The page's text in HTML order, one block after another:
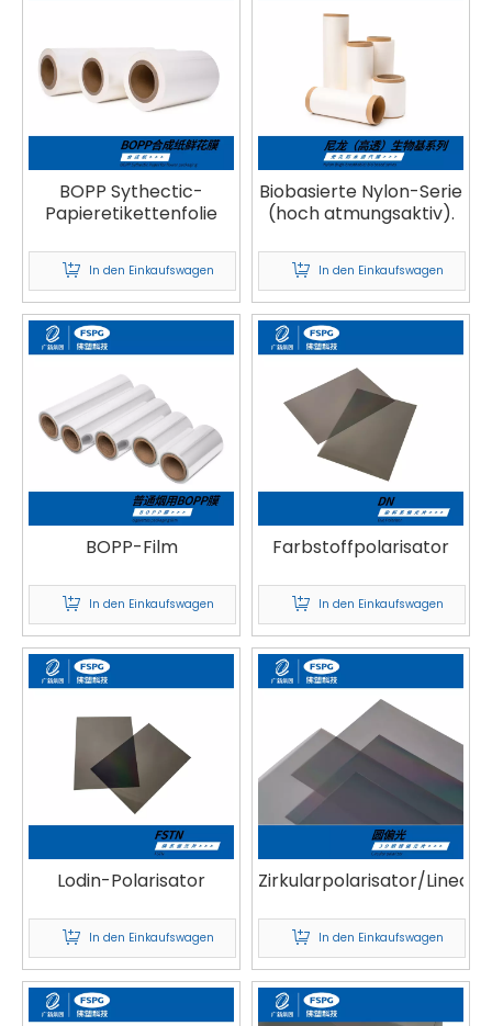
BOPP Sythectic-
Papieretikettenfolie
In den Einkaufswagen
Biobasierte Nylon-Serie
(hoch atmungsaktiv).
In den Einkaufswagen
BOPP-Film
In den Einkaufswagen
Farbstoffpolarisator
In den Einkaufswagen
Lodin-Polarisator
In den Einkaufswagen
Zirkularpolarisator/
In den Einkaufswagen